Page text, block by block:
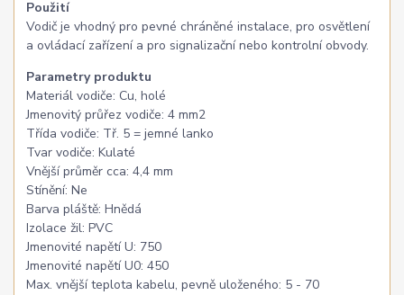
Použití
Vodič je vhodný pro pevné chráněné instalace, pro osvětlení
a ovládací zařízení a pro signalizační nebo kontrolní obvody.
Parametry produktu
Materiál vodiče: Cu, holé
Jmenovitý průřez vodiče: 4 mm2
Třída vodiče: Tř. 5 = jemné lanko
Tvar vodiče: Kulaté
Vnější průměr cca: 4,4 mm
Stínění: Ne
Barva pláště: Hnědá
Izolace žil: PVC
Jmenovité napětí U: 750
Jmenovité napětí U0: 450
Max. vnější teplota kabelu, pevně uloženého: 5 - 70